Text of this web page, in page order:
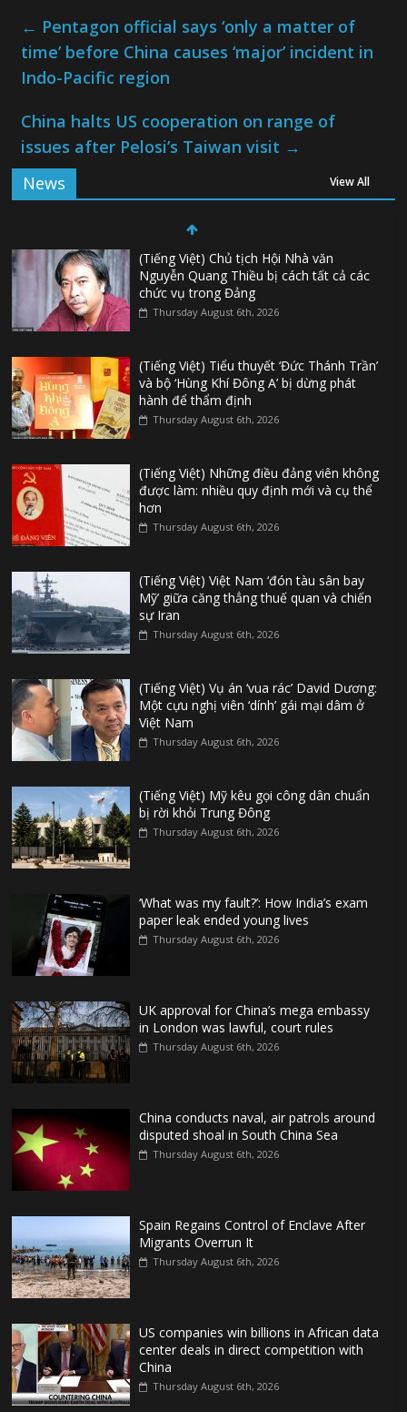
← Pentagon official says ‘only a matter of
time’ before China causes ‘major’ incident in
Indo-Pacific region
China halts US cooperation on range of
issues after Pelosi’s Taiwan visit →
News
View All
(Tiếng Việt) Chủ tịch Hội Nhà văn
Nguyễn Quang Thiều bị cách tất cả các
chức vụ trong Đảng
Thursday August 6th, 2026
(Tiếng Việt) Tiểu thuyết ‘Đức Thánh Trần’
và bộ ‘Hùng Khí Đông A’ bị dừng phát
hành để thẩm định
Thursday August 6th, 2026
(Tiếng Việt) Những điều đảng viên không
được làm: nhiều quy định mới và cụ thể
hơn
Thursday August 6th, 2026
(Tiếng Việt) Việt Nam ‘đón tàu sân bay
Mỹ’ giữa căng thẳng thuế quan và chiến
sự Iran
Thursday August 6th, 2026
(Tiếng Việt) Vụ án ‘vua rác’ David Dương:
Một cựu nghị viên ‘dính’ gái mại dâm ở
Việt Nam
Thursday August 6th, 2026
(Tiếng Việt) Mỹ kêu gọi công dân chuẩn
bị rời khỏi Trung Đông
Thursday August 6th, 2026
‘What was my fault?’: How India’s exam
paper leak ended young lives
Thursday August 6th, 2026
UK approval for China’s mega embassy
in London was lawful, court rules
Thursday August 6th, 2026
China conducts naval, air patrols around
disputed shoal in South China Sea
Thursday August 6th, 2026
Spain Regains Control of Enclave After
Migrants Overrun It
Thursday August 6th, 2026
US companies win billions in African data
center deals in direct competition with
China
Thursday August 6th, 2026